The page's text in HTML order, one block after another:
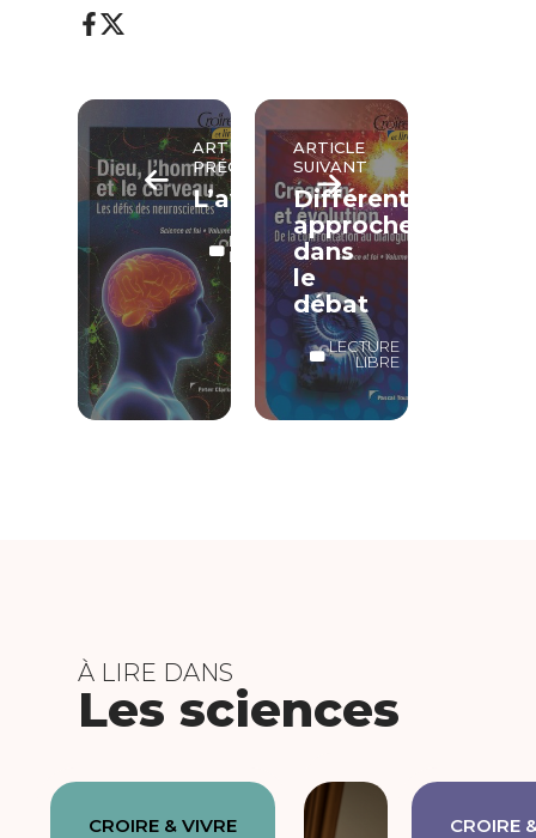
ARTICLE
PRÉCÉDENT
L’avenir
LECTURE
LIBRE
ARTICLE
SUIVANT
Différentes
approches
dans
le
débat
LECTURE
LIBRE
À LIRE DANS
Les sciences
CROIRE & VIVRE CROIRE